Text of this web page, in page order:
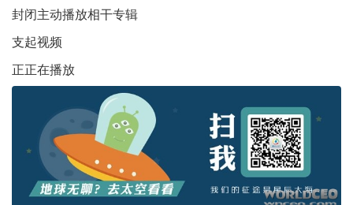
封闭主动播放相干专辑
支起视频
正正在播放